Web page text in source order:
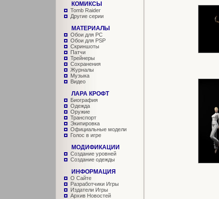
КОМИКСЫ
Tomb Raider
Другие серии
МАТЕРИАЛЫ
Обои для PC
Обои для PSP
Скриншоты
Патчи
Трейнеры
Сохранения
Журналы
Музыка
Видео
ЛАРА КРОФТ
Биография
Одежда
Оружие
Транспорт
Экипировка
Официальные модели
Голос в игре
МОДИФИКАЦИИ
Создание уровней
Создание одежды
ИНФОРМАЦИЯ
О Сайте
Разработчики Игры
Издатели Игры
Архив Новостей